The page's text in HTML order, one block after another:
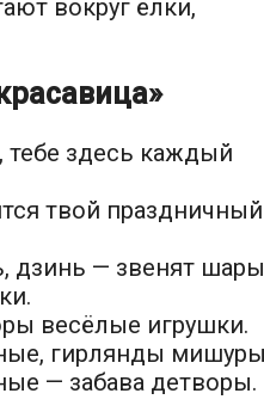
вокруг ёлки,
тебе здесь каждый
твой праздничный
дзинь — звенят
весёлые игрушки.
гирлянды
— забава детворы.